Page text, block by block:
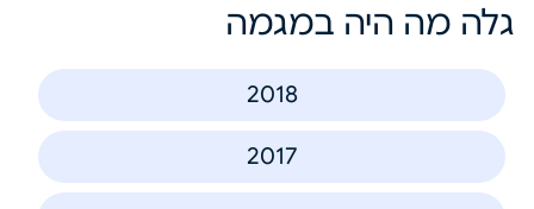
גלה מה היה במגמה
2018
2017